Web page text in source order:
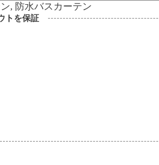
, 防水バスカーテン
トを保証